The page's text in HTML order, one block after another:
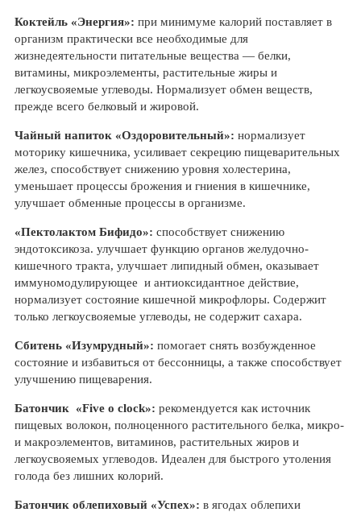
Коктейль «Энергия»: при минимуме калорий поставляет в
организм практически все необходимые для
жизнедеятельности питательные вещества — белки,
витамины, микроэлементы, растительные жиры и
легкоусвояемые углеводы. Нормализует обмен веществ,
прежде всего белковый и жировой.
Чайный напиток «Оздоровительный»: нормализует
моторику кишечника, усиливает секрецию пищеварительных
желез, способствует снижению уровня холестерина,
уменьшает процессы брожения и гниения в кишечнике,
улучшает обменные процессы в организме.
«Пектолактом Бифидо»: способствует снижению
эндотоксикоза. улучшает функцию органов желудочно-
кишечного тракта, улучшает липидный обмен, оказывает
иммуномодулирующее и антиоксидантное действие,
нормализует состояние кишечной микрофлоры. Содержит
только легкоусвояемые углеводы, не содержит сахара.
Сбитень «Изумрудный»: помогает снять возбужденное
состояние и избавиться от бессонницы, а также способствует
улучшению пищеварения.
Батончик «Five o clock»: рекомендуется как источник
пищевых волокон, полноценного растительного белка, микро-
и макроэлементов, витаминов, растительных жиров и
легкоусвояемых углеводов. Идеален для быстрого утоления
голода без лишних колорий.
Батончик облепиховый «Успех»: в ягодах облепихи